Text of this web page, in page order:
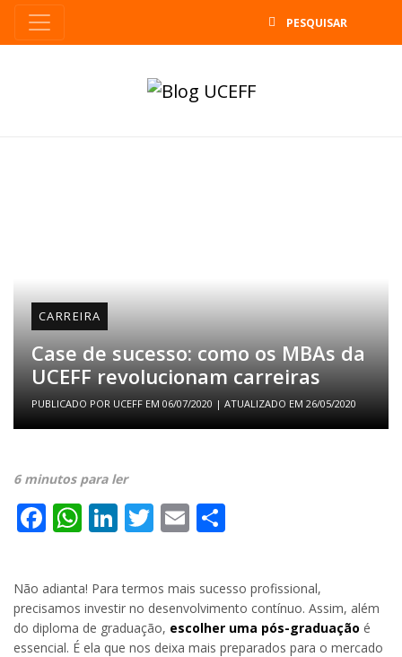
CARREIRA
Case de sucesso: como os MBAs da
UCEFF revolucionam carreiras
PUBLICADO POR UCEFF EM 06/07/2020 | ATUALIZADO EM 26/05/2020
6 minutos para ler
Facebook
WhatsApp
LinkedIn
Twitter
Email
Não adianta! Para termos mais sucesso profissional,
precisamos investir no desenvolvimento contínuo. Assim, além
do diploma de graduação, escolher uma pós-graduação é
essencial. É ela que nos deixa mais preparados para o mercado